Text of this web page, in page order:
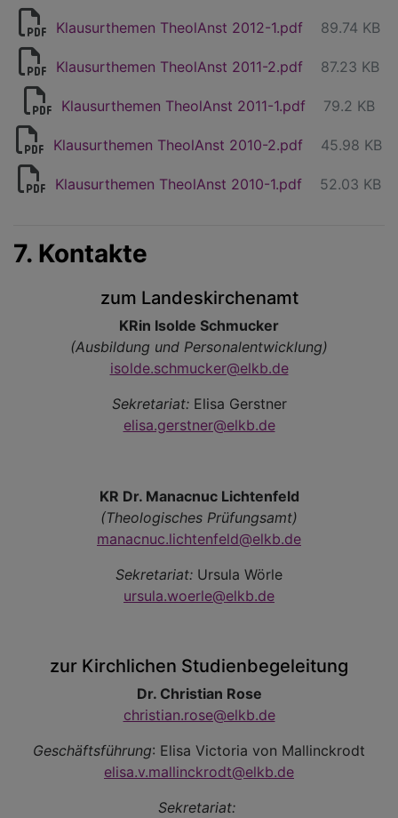
Klausurthemen TheolAnst 2012-1.pdf 89.74 KB
Klausurthemen TheolAnst 2011-2.pdf 87.23 KB
Klausurthemen TheolAnst 2011-1.pdf 79.2 KB
Klausurthemen TheolAnst 2010-2.pdf 45.98 KB
Klausurthemen TheolAnst 2010-1.pdf 52.03 KB
7. Kontakte
zum Landeskirchenamt
KRin Isolde Schmucker
(Ausbildung und Personalentwicklung)
isolde.schmucker@elkb.de
Sekretariat:Elisa Gerstner
elisa.gerstner@elkb.de
KR Dr. Manacnuc Lichtenfeld
(Theologisches Prüfungsamt)
manacnuc.lichtenfeld@elkb.de
Sekretariat: Ursula Wörle
ursula.woerle@elkb.de
zur Kirchlichen Studienbegeleitung
Dr. Christian Rose
christian.rose@elkb.de
Geschäftsführung: Elisa Victoria von Mallinckrodt
elisa.v.mallinckrodt@elkb.de
Sekretariat: